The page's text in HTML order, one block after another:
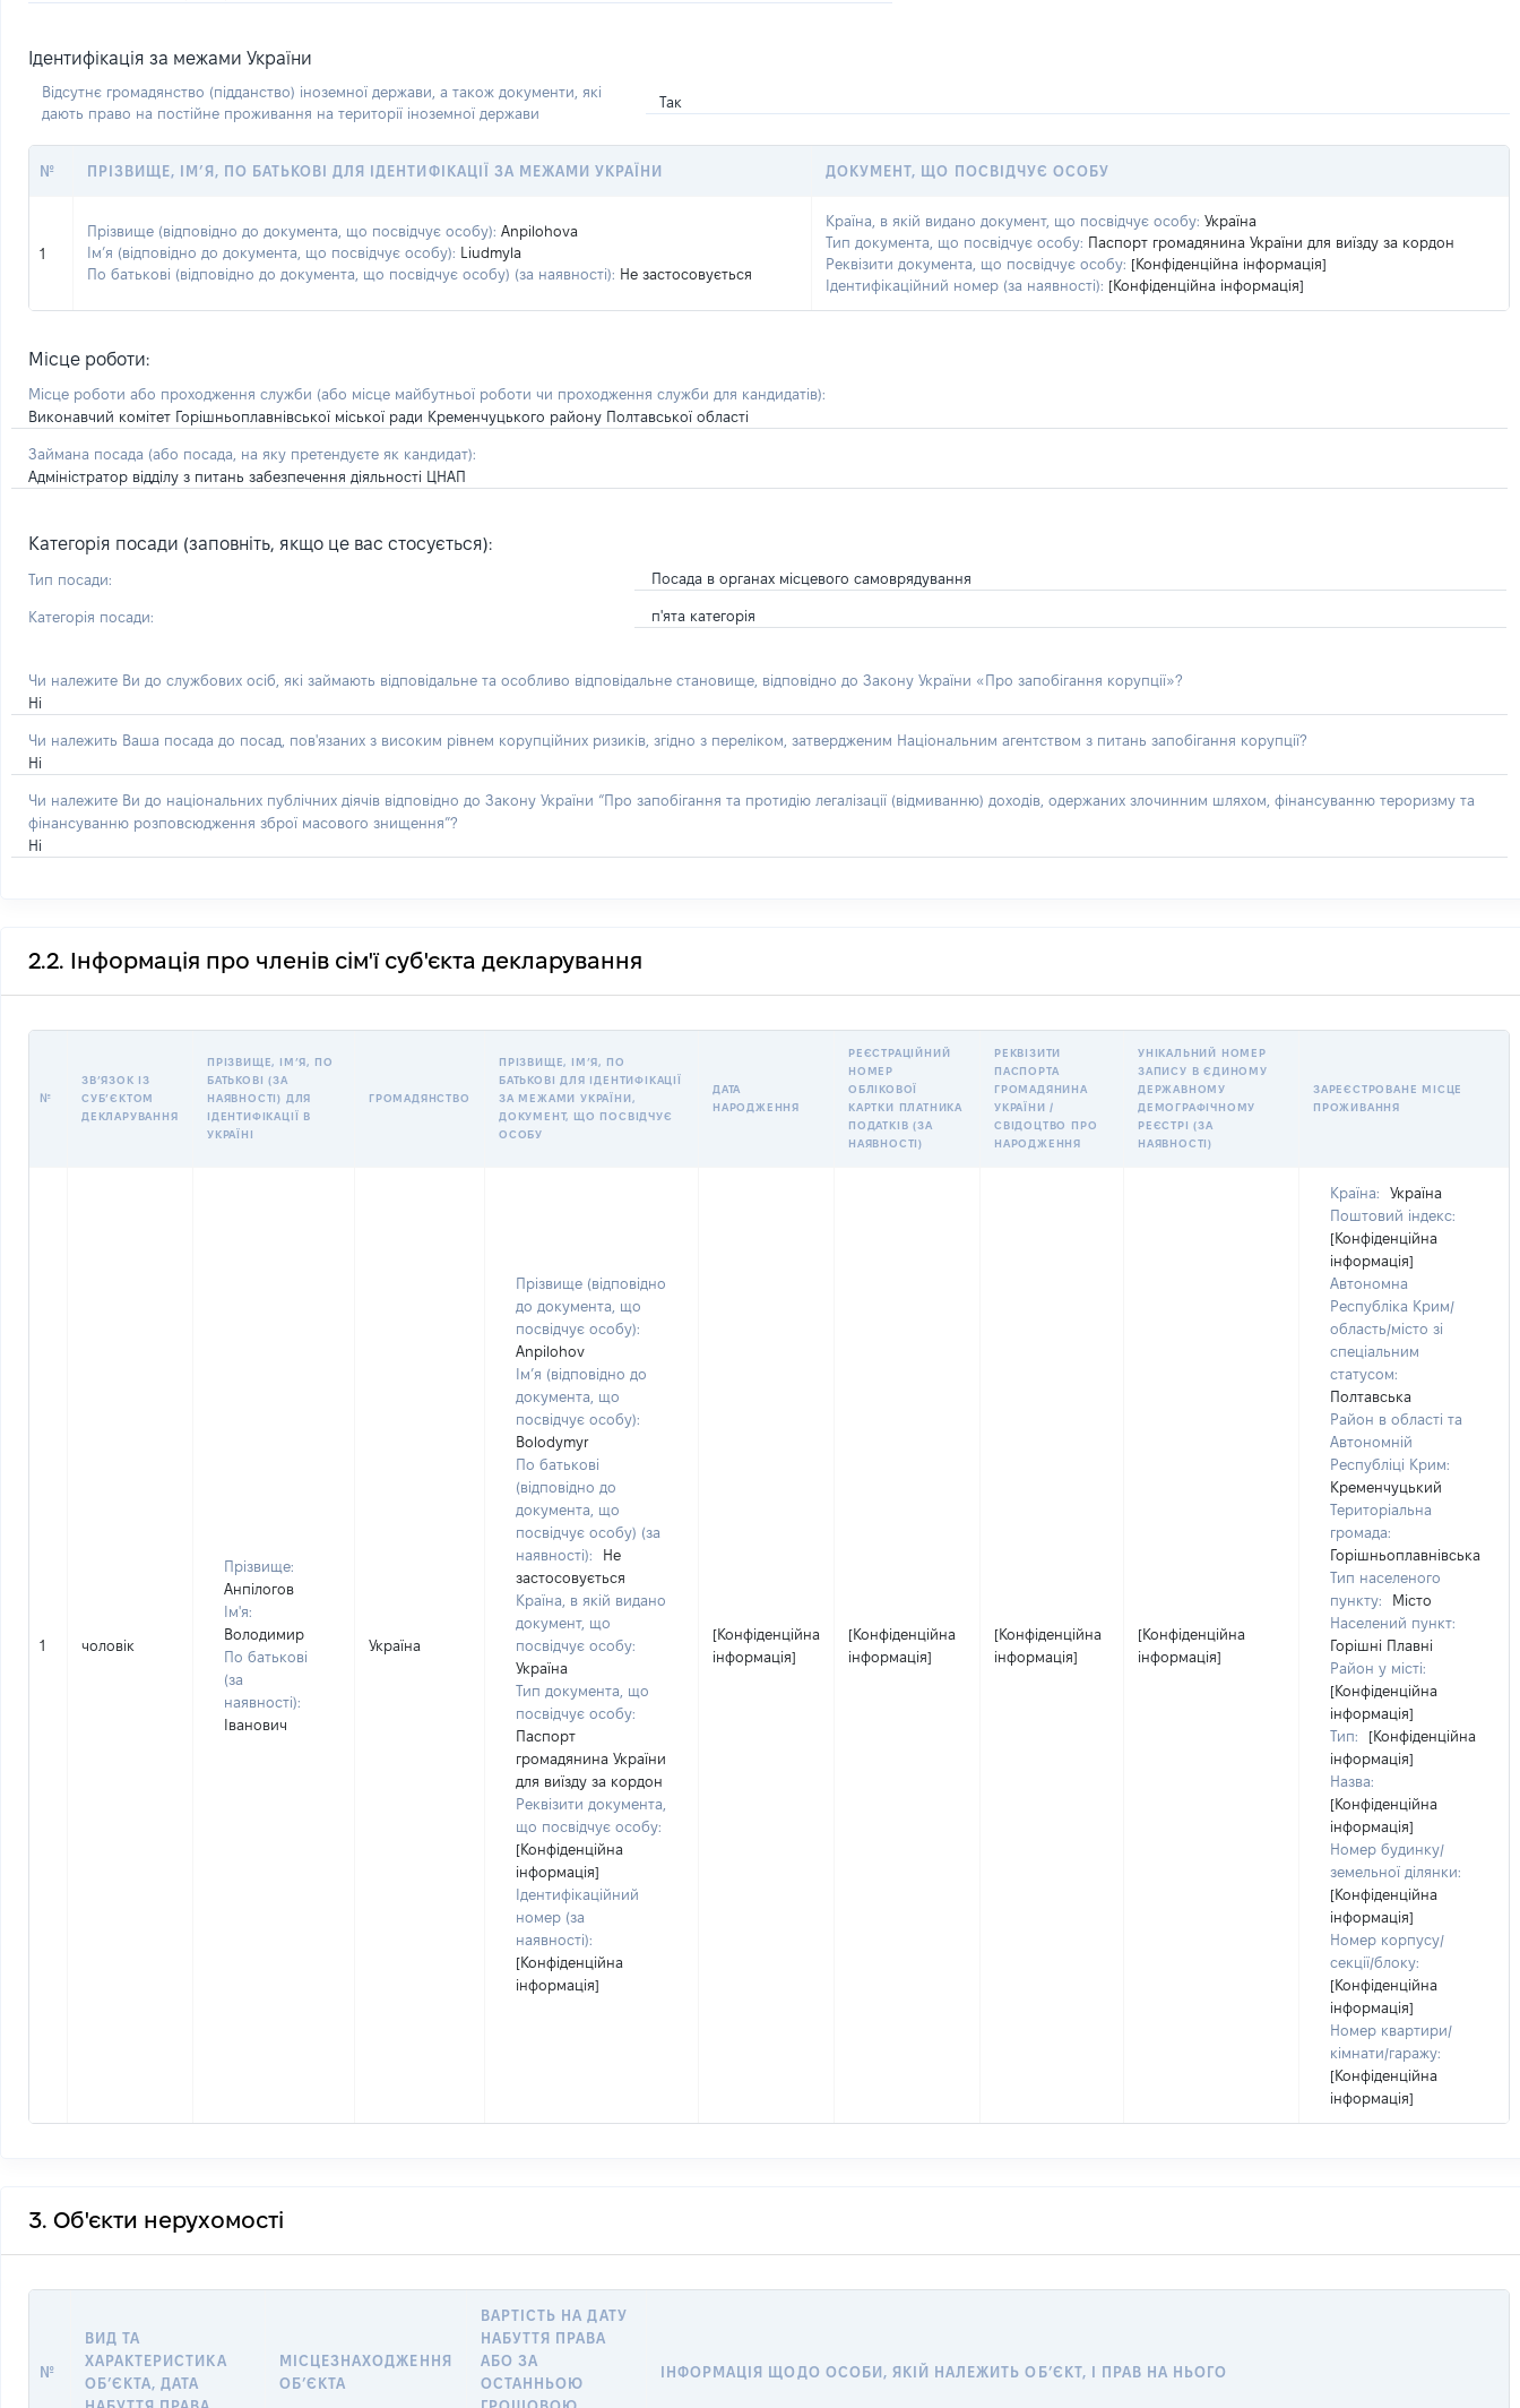
Ідентифікація за межами України
Відсутнє громадянство (підданство) іноземної держави, а також документи, які
дають право на постійне проживання на території іноземної держави
Так
№ ПРІЗВИЩЕ, ІМ’Я, ПО БАТЬКОВІ ДЛЯ ІДЕНТИФІКАЦІЇ ЗА МЕЖАМИ УКРАЇНИ ДОКУМЕНТ, ЩО ПОСВІДЧУЄ ОСОБУ
1
Прізвище (відповідно до документа, що посвідчує особу): Anpilohova
Ім’я (відповідно до документа, що посвідчує особу):
Liudmyla
По батькові (відповідно до документа, що посвідчує особу) (за наявності): Не застосовується
Країна, в якій видано документ, що посвідчує особу: Україна
Тип документа, що посвідчує особу: Паспорт громадянина України для виїзду за кордон
Реквізити документа, що посвідчує особу: [Конфіденційна інформація]
Ідентифікаційний номер (за наявності): [Конфіденційна інформація]
Місце роботи:
Місце роботи або проходження служби (або місце майбутньої роботи чи проходження служби для кандидатів):
Виконавчий комітет Горішньоплавнівської міської ради Кременчуцького району Полтавської області
Займана посада (або посада, на яку претендуєте як кандидат):
Адміністратор відділу з питань забезпечення діяльності ЦНАП
Категорія посади (заповніть, якщо це вас стосується):
Тип посади: Посада в органах місцевого самоврядування
Категорія посади: п'ята категорія
Чи належите Ви до службових осіб, які займають відповідальне та особливо відповідальне становище, відповідно до Закону України «Про запобігання корупції»?
Ні
Чи належить Ваша посада до посад, пов'язаних з високим рівнем корупційних ризиків, згідно з переліком, затвердженим Національним агентством з питань запобігання корупції?
Ні
Чи належите Ви до національних публічних діячів відповідно до Закону України “Про запобігання та протидію легалізації (відмиванню) доходів, одержаних злочинним шляхом, фінансуванню тероризму та
фінансуванню розповсюдження зброї масового знищення”?
Ні
2.2. Інформація про членів сім'ї суб'єкта декларування
№
ЗВʼЯЗОК ІЗ
СУБʼЄКТОМ
ДЕКЛАРУВАННЯ
ПРІЗВИЩЕ, ІМʼЯ, ПО
БАТЬКОВІ (ЗА
НАЯВНОСТІ) ДЛЯ
ІДЕНТИФІКАЦІЇ В
УКРАЇНІ
ГРОМАДЯНСТВО
ПРІЗВИЩЕ, ІМʼЯ, ПО
БАТЬКОВІ ДЛЯ ІДЕНТИФІКАЦІЇ
ЗА МЕЖАМИ УКРАЇНИ,
ДОКУМЕНТ, ЩО ПОСВІДЧУЄ
ОСОБУ
ДАТА
НАРОДЖЕННЯ
РЕЄСТРАЦІЙНИЙ
НОМЕР
ОБЛІКОВОЇ
КАРТКИ ПЛАТНИКА
ПОДАТКІВ (ЗА
НАЯВНОСТІ)
РЕКВІЗИТИ
ПАСПОРТА
ГРОМАДЯНИНА
УКРАЇНИ /
СВІДОЦТВО ПРО
НАРОДЖЕННЯ
УНІКАЛЬНИЙ НОМЕР
ЗАПИСУ В ЄДИНОМУ
ДЕРЖАВНОМУ
ДЕМОГРАФІЧНОМУ
РЕЄСТРІ (ЗА
НАЯВНОСТІ)
ЗАРЕЄСТРОВАНЕ МІСЦЕ
ПРОЖИВАННЯ
1 чоловік
Прізвище:
Анпілогов
Ім'я:
Володимир
По батькові
(за
наявності):
Іванович
Україна
Прізвище (відповідно
до документа, що
посвідчує особу):
Anpilohov
Ім’я (відповідно до
документа, що
посвідчує особу):
Bolodymyr
По батькові
(відповідно до
документа, що
посвідчує особу) (за
наявності):
Не
застосовується
Країна, в якій видано
документ, що
посвідчує особу:
Україна
Тип документа, що
посвідчує особу:
Паспорт
громадянина України
для виїзду за кордон
Реквізити документа,
що посвідчує особу:
[Конфіденційна
інформація]
Ідентифікаційний
номер (за
наявності):
[Конфіденційна
інформація]
[Конфіденційна
інформація]
[Конфіденційна
інформація]
[Конфіденційна
інформація]
[Конфіденційна
інформація]
Країна:
Україна
Поштовий індекс:
[Конфіденційна
інформація]
Автономна
Республіка Крим/
область/місто зі
спеціальним
статусом:
Полтавська
Район в області та
Автономній
Республіці Крим:
Кременчуцький
Територіальна
громада:
Горішньоплавнівська
Тип населеного
пункту:
Місто
Населений пункт:
Горішні Плавні
Район у місті:
[Конфіденційна
інформація]
Тип:
[Конфіденційна
інформація]
Назва:
[Конфіденційна
інформація]
Номер будинку/
земельної ділянки:
[Конфіденційна
інформація]
Номер корпусу/
секції/блоку:
[Конфіденційна
інформація]
Номер квартири/
кімнати/гаражу:
[Конфіденційна
інформація]
3. Об'єкти нерухомості
№
ВИД ТА
ХАРАКТЕРИСТИКА
ОБʼЄКТА, ДАТА
МІСЦЕЗНАХОДЖЕННЯ
ОБʼЄКТА
ВАРТІСТЬ НА ДАТУ
НАБУТТЯ ПРАВА
АБО ЗА
ОСТАННЬОЮ
ІНФОРМАЦІЯ ЩОДО ОСОБИ, ЯКІЙ НАЛЕЖИТЬ ОБ’ЄКТ, І ПРАВ НА НЬОГО